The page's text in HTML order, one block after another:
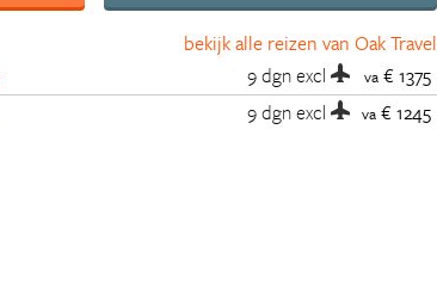
bekijk alle reizen van Oak Travel
9 dgnexcl va € 1375
9 dgnexcl va € 1245